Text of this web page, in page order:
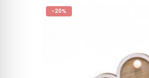
-20%